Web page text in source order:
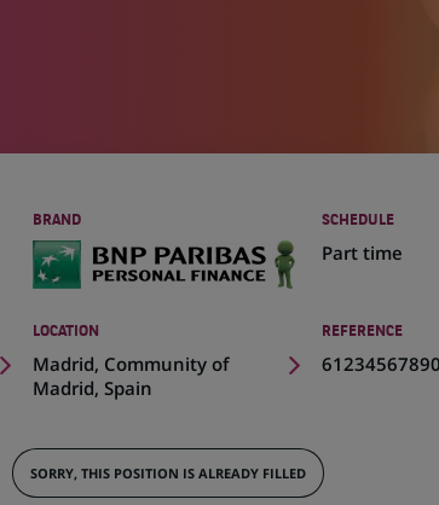
BRAND SCHEDULE
Part time
LOCATION
Madrid, Community of
Madrid, Spain
(Opens
in
REFERENCE
SORRY, THIS POSITION IS ALREADY FILLED